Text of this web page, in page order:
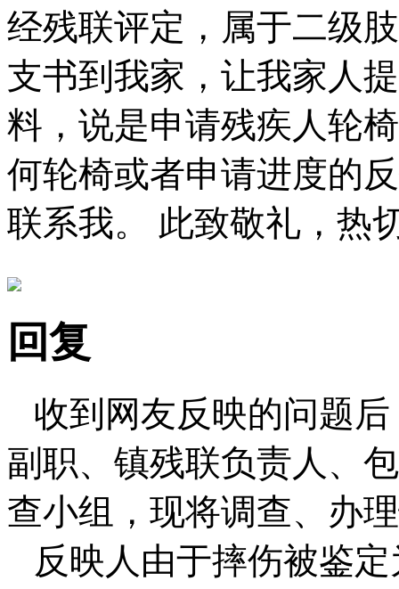
经残联评定，属于二级
支书到我家，让我家人
料，说是申请残疾人轮
何轮椅或者申请进度的
联系我。 此致敬礼，热
回复
收到网友反映的问题
副职、镇残联负责人、
查小组，现将调查、办
反映人由于摔伤被鉴定